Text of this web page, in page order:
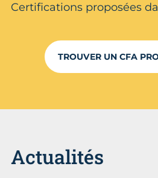
Certifications proposées
TROUVER UN CFA
Actualités